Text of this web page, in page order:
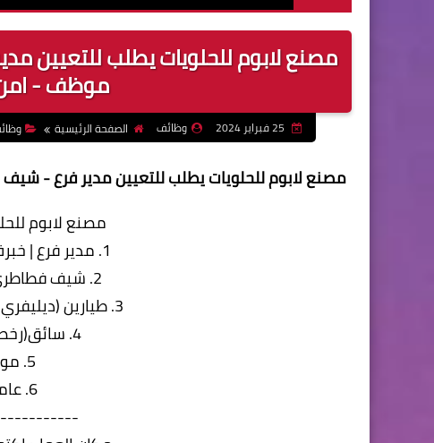
مصنع لابوم للحلويات يطلب
موظف -
وظائف الصفحة الرئيسية
مصنع لابوم للحلويات يطلب للتعيين مدير فرع
مصنع لابوم
1. مدير فرع | خبرة لا تقل عن 5 سنوات
2. شيف فطاطرى (شرقى وايطالى)
3. طيارين (ديليفري ) يشترط امتلاك فيسبا
4. سائق(رخصة مهنية اولي)
5. موظف امن
6. عامل نظافة